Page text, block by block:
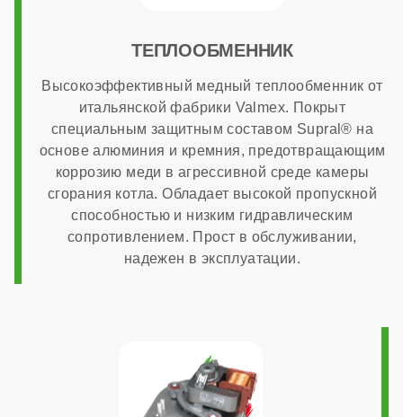
встроенный в плату
Система автоподпитки
нет
газ
ТЕПЛООБМЕННИК
Высокоэффективный медный теплообменник от
итальянской фабрики Valmex. Покрыт
специальным защитным составом Supral® на
основе алюминия и кремния, предотвращающим
коррозию меди в агрессивной среде камеры
сгорания котла. Обладает высокой пропускной
способностью и низким гидравлическим
сопротивлением. Прост в обслуживании,
надежен в эксплуатации.